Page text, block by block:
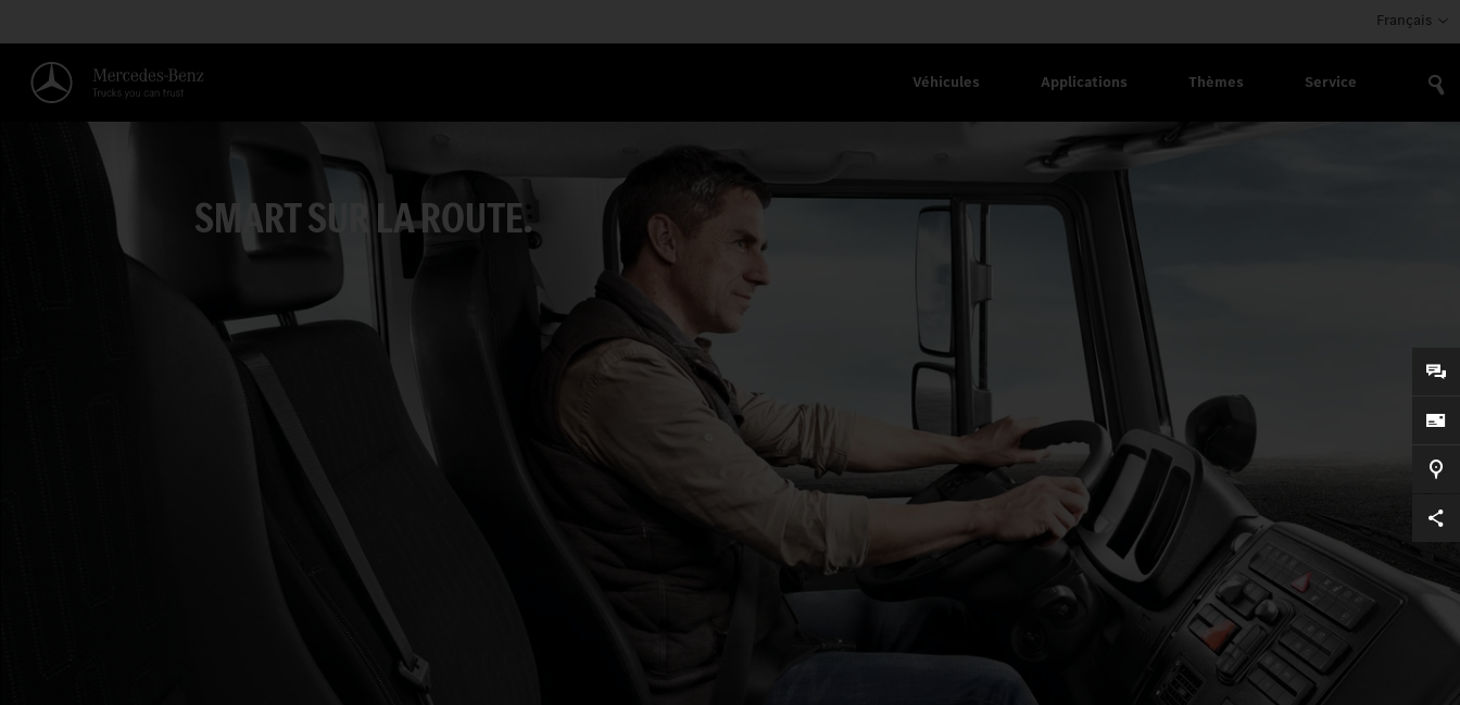
Français
Véhicules Applications Thèmes Service
SMART SUR LA ROUTE.